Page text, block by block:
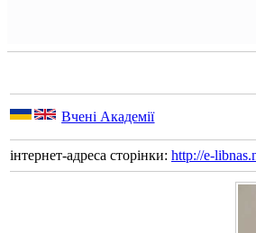
Вчені Академії
інтернет-адреса сторінки: http://e-